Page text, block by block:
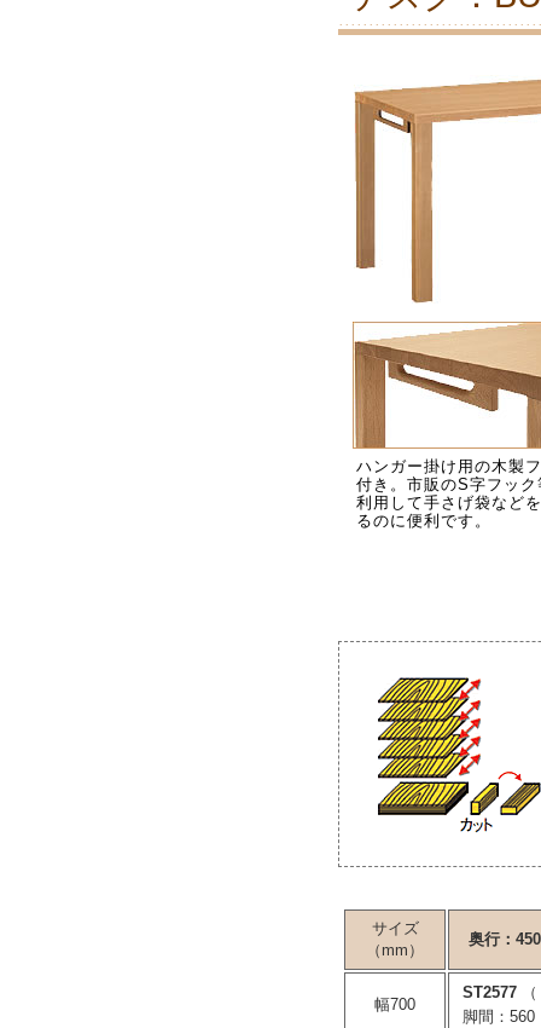
ハンガー掛け用の木製
付き。市販のS字フック
利用して手さげ袋など
るのに便利です。
サイズ
（mm）
奥行：
幅700
ST2577
脚間：560